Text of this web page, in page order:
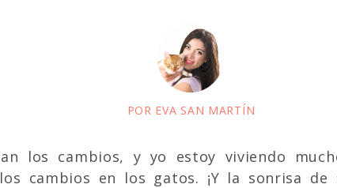
POR EVA SAN MARTÍN
los cambios, y yo estoy viviendo
cambios en los gatos. ¡Y la sonrisa de